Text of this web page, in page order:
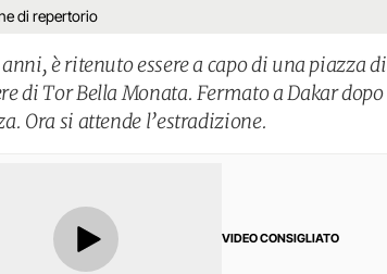
di repertorio
è ritenuto essere a capo di una piazza
di Tor Bella Monata. Fermato a Dakar
Ora si attende l’estradizione.
VIDEO CONSIGLIATO